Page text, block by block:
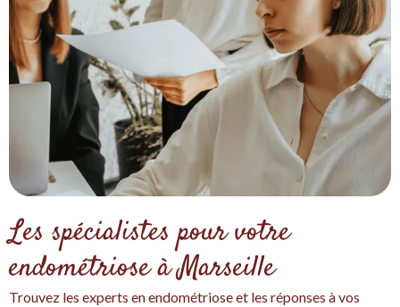
Les spécialistes pour votre
endométriose à Marseille
Trouvez les experts en endométriose et les réponses à vos